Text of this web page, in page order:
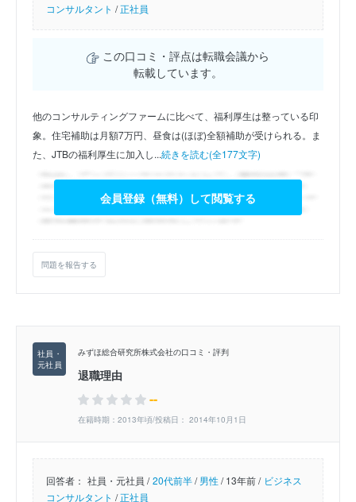
コンサルタント /正社員
この口コミ・評点は転職会議から
転載しています。
他のコンサルティングファームに比べて、福利厚生は整っている印
象。住宅補助は月額7万円、昼食は(ほぼ)全額補助が受けられる。ま
た、JTBの福利厚生に加入し...続きを読む(全177文字)
会員登録（無料）して閲覧する
問題を報告する
みずほ総合研究所株式会社の口コミ・評判
退職理由
--
在籍時期：2013年頃/投稿日： 2014年10月1日
回答者： 社員・元社員 / 20代前半/男性/13年前 / ビジネス
コンサルタント /正社員